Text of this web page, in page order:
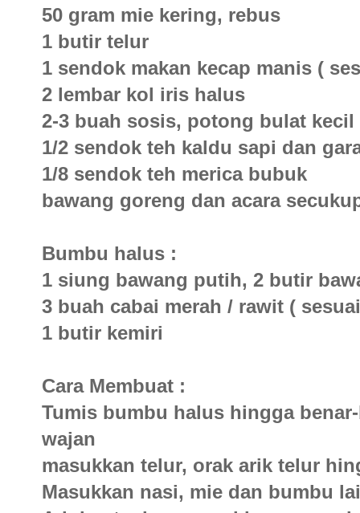
50 gram mie kering, rebus
1 butir telur
1 sendok makan kecap manis (
2 lembar kol iris halus
2-3 buah sosis, potong bulat kecil
1/2 sendok teh kaldu sapi dan
1/8 sendok teh merica bubuk
bawang goreng dan acara
Bumbu halus :
1 siung bawang putih, 2 butir
3 buah cabai merah / rawit (
1 butir kemiri
Cara Membuat :
Tumis bumbu halus hingga
wajan
masukkan telur, orak arik telur
Masukkan nasi, mie dan bumbu